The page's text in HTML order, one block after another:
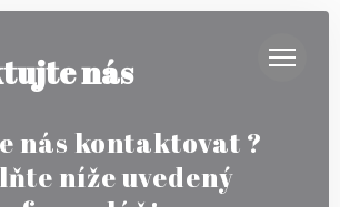
nás
nás kontaktovat ?
níže uvedený